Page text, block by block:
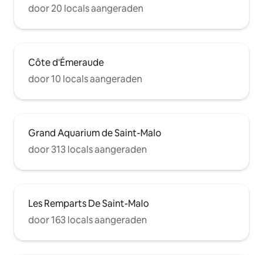
door 20 locals aangeraden
Côte d'Émeraude
door 10 locals aangeraden
Grand Aquarium de Saint-Malo
door 313 locals aangeraden
Les Remparts De Saint-Malo
door 163 locals aangeraden